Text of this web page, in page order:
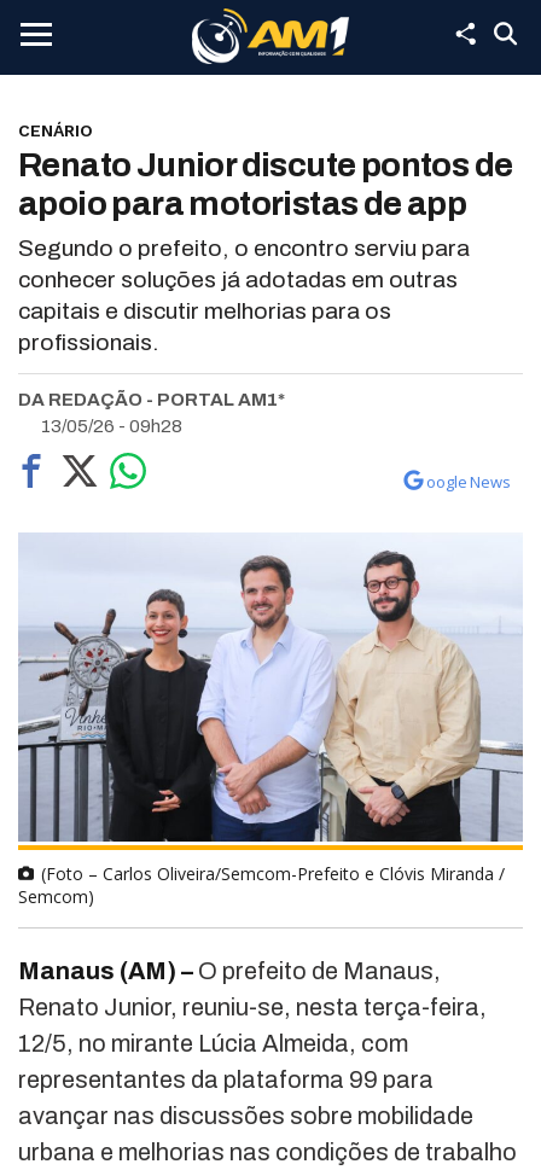
CENÁRIO
Renato Junior discute pontos de
apoio para motoristas de app
Segundo o prefeito, o encontro serviu para
conhecer soluções já adotadas em outras
capitais e discutir melhorias para os
profissionais.
DA REDAÇÃO - PORTAL AM1*
13/05/26 - 09h28
oogle News
(Foto – Carlos Oliveira/Semcom-Prefeito e Clóvis Miranda /
Semcom)
Manaus (AM) – O prefeito de Manaus,
Renato Junior, reuniu-se, nesta terça-feira,
12/5, no mirante Lúcia Almeida, com
representantes da plataforma 99 para
avançar nas discussões sobre mobilidade
urbana e melhorias nas condições de trabalho